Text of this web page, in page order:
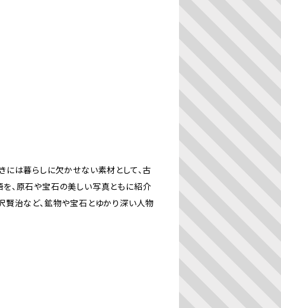
には暮らしに欠かせない素材として、古
を、原石や宝石の美しい写真ともに紹介
賢治など、鉱物や宝石とゆかり深い人物